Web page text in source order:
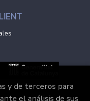
y de terceros para
el análisis de sus